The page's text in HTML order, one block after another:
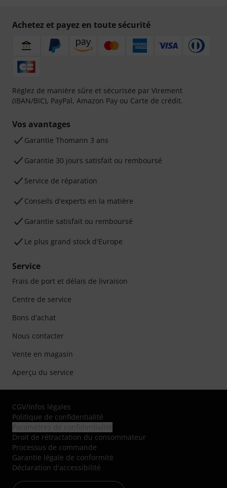
Achetez et payez en toute sécurité
Réglez de manière sûre et sécurisée par Virement
(IBAN/BIC), PayPal, Amazon Pay ou Carte de crédit.
Vos avantages
Ga­ran­tie Thomann 3 ans
Garantie 30 jours satisfait ou remboursé
Service de réparation
Conseils d'experts en la matière
Garantie satisfait ou remboursé
Le plus grand stock d'Europe
Service
Frais de port et délais de livraison
Centre de service
Bons d'achat
Nous contacter
Vente en magasin
Aperçu du service
CGV/Infos légales
Politique de confidentialité
Droit de rétractation du consommateur
Processus de commande
Garantie légale de conformité
Déclaration d'accessibilité